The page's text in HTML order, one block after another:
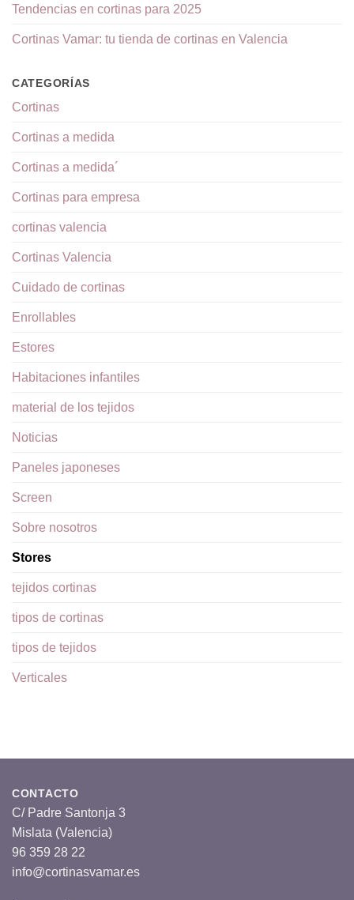
Tendencias en cortinas para 2025
Cortinas Vamar: tu tienda de cortinas en Valencia
CATEGORÍAS
Cortinas
Cortinas a medida
Cortinas a medida´
Cortinas para empresa
cortinas valencia
Cortinas Valencia
Cuidado de cortinas
Enrollables
Estores
Habitaciones infantiles
material de los tejidos
Noticias
Paneles japoneses
Screen
Sobre nosotros
Stores
tejidos cortinas
tipos de cortinas
tipos de tejidos
Verticales
CONTACTO
C/ Padre Santonja 3
Mislata (Valencia)
96 359 28 22
info@cortinasvamar.es